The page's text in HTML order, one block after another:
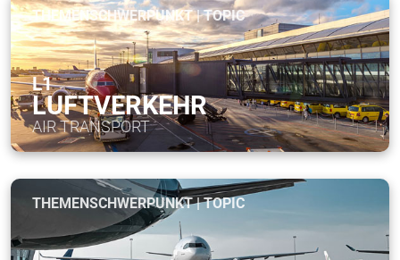
THEMENSCHWERPUNKT | TOPIC
L1
LUFTVERKEHR
AIR TRANSPORT
THEMENSCHWERPUNKT | TOPIC